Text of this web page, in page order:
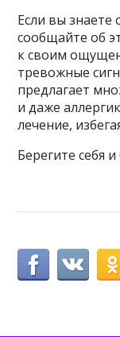
Если вы знаете
сообщайте об
к своим
тревожные
предлагает
и даже
лечение,
Берегите себя